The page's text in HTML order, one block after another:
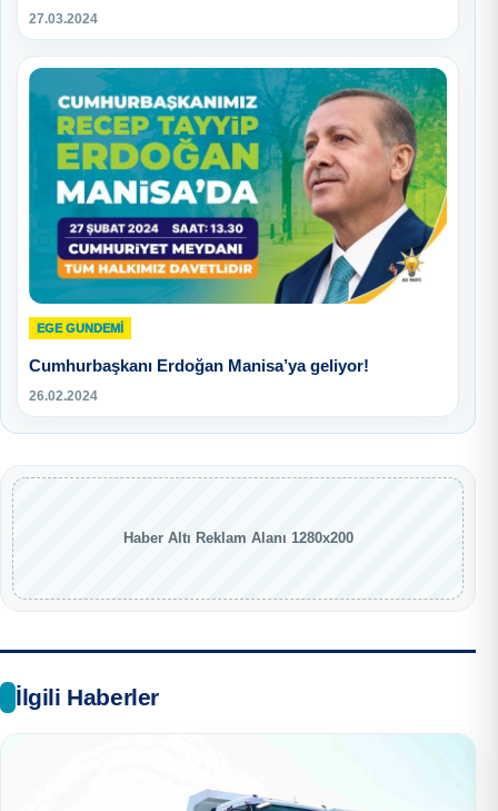
27.03.2024
EGE GUNDEMİ
Cumhurbaşkanı Erdoğan Manisa’ya geliyor!
26.02.2024
Haber Altı Reklam Alanı 1280x200
İlgili Haberler